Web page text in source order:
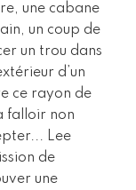
une cabane
un coup de
un trou dans
d’un
ce rayon de
falloir non
Lee
de
une